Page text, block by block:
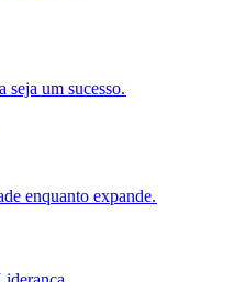
seja um sucesso.​​
enquanto expande.​​